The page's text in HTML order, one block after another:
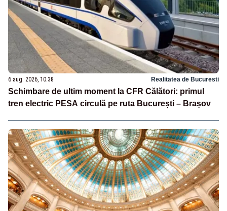
6 aug. 2026, 10:38 Realitatea de Bucuresti
Schimbare de ultim moment la CFR Călători: primul
tren electric PESA circulă pe ruta București – Brașov